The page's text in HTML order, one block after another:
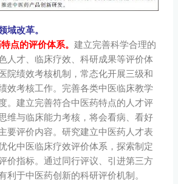
域改革。
点的评价体系。建立完善科学合理的
人才、临床疗效、科研成果等评价体
院绩效考核机制，常态化开展三级和
效考核工作。完善各类中医临床教学
。建立完善符合中医药特点的人才评
维与临床能力考核，将会看病、看好
要评价内容。研究建立中医药人才表
化中医临床疗效评价体系，探索制定
价指标。通过同行评议、引进第三方
利于中医药创新的科研评价机制。